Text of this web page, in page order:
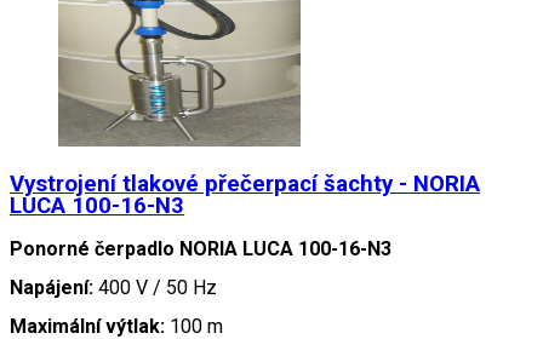
Vystrojení tlakové přečerpací šachty - NORIA
LUCA 100-16-N3
Ponorné čerpadlo NORIA LUCA 100-16-N3
Napájení: 400 V / 50 Hz
Maximální výtlak: 100 m